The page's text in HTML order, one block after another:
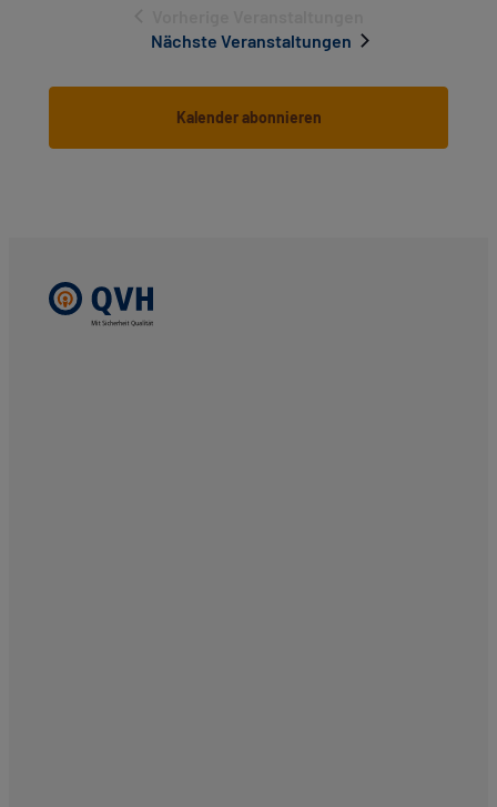
Nächste Veranstaltungen
Kalender abonnieren